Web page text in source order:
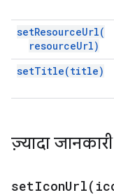
setResourceUrl(
resourceUrl)
setTitle(title)
ज़्यादा
setIconUrl(